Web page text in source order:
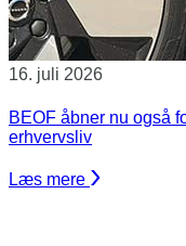
16. juli 2026
BEOF åbner nu også
erhvervsliv
Læs mere